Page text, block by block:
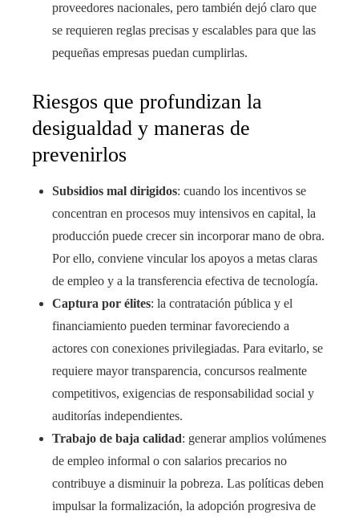
proveedores nacionales, pero también dejó claro que
se requieren reglas precisas y escalables para que las
pequeñas empresas puedan cumplirlas.
Riesgos que profundizan la
desigualdad y maneras de
prevenirlos
Subsidios mal dirigidos: cuando los incentivos se
concentran en procesos muy intensivos en capital, la
producción puede crecer sin incorporar mano de obra.
Por ello, conviene vincular los apoyos a metas claras
de empleo y a la transferencia efectiva de tecnología.
Captura por élites: la contratación pública y el
financiamiento pueden terminar favoreciendo a
actores con conexiones privilegiadas. Para evitarlo, se
requiere mayor transparencia, concursos realmente
competitivos, exigencias de responsabilidad social y
auditorías independientes.
Trabajo de baja calidad: generar amplios volúmenes
de empleo informal o con salarios precarios no
contribuye a disminuir la pobreza. Las políticas deben
impulsar la formalización, la adopción progresiva de